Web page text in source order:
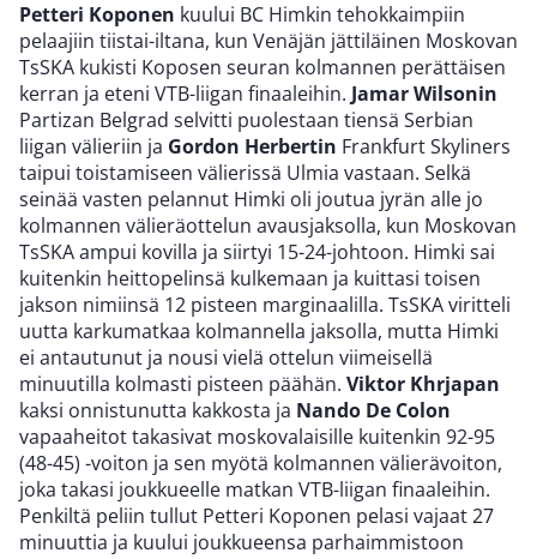
Petteri Koponen kuului BC Himkin tehokkaimpiin
pelaajiin tiistai-iltana, kun Venäjän jättiläinen Moskovan
TsSKA kukisti Koposen seuran kolmannen perättäisen
kerran ja eteni VTB-liigan finaaleihin. Jamar Wilsonin
Partizan Belgrad selvitti puolestaan tiensä Serbian
liigan välieriin ja Gordon Herbertin Frankfurt Skyliners
taipui toistamiseen välierissä Ulmia vastaan. Selkä
seinää vasten pelannut Himki oli joutua jyrän alle jo
kolmannen välieräottelun avausjaksolla, kun Moskovan
TsSKA ampui kovilla ja siirtyi 15-24-johtoon. Himki sai
kuitenkin heittopelinsä kulkemaan ja kuittasi toisen
jakson nimiinsä 12 pisteen marginaalilla. TsSKA viritteli
uutta karkumatkaa kolmannella jaksolla, mutta Himki
ei antautunut ja nousi vielä ottelun viimeisellä
minuutilla kolmasti pisteen päähän. Viktor Khrjapan
kaksi onnistunutta kakkosta ja Nando De Colon
vapaaheitot takasivat moskovalaisille kuitenkin 92-95
(48-45) -voiton ja sen myötä kolmannen välierävoiton,
joka takasi joukkueelle matkan VTB-liigan finaaleihin.
Penkiltä peliin tullut Petteri Koponen pelasi vajaat 27
minuuttia ja kuului joukkueensa parhaimmistoon